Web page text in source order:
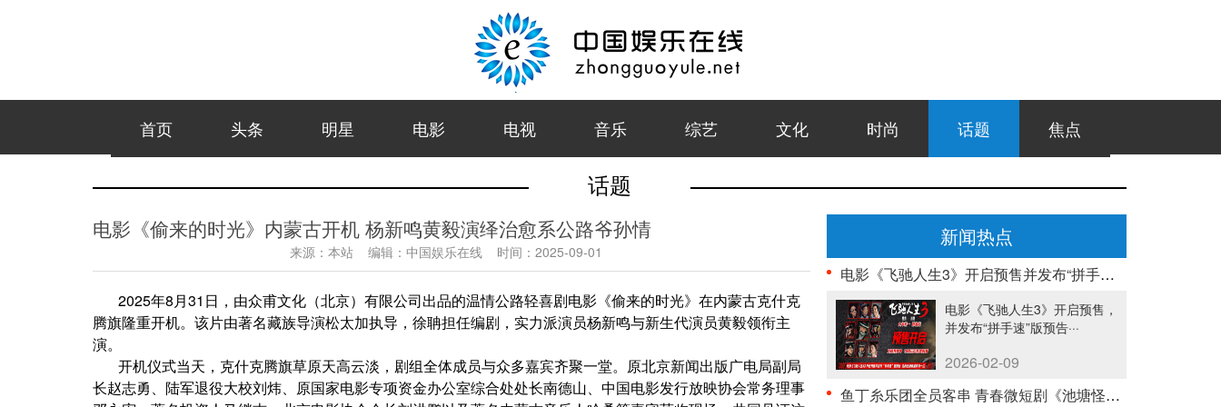
首页 头条 明星 电影 电视 音乐 综艺 文化 时尚 话题 焦点
话题
电影《偷来的时光》内蒙古开机 杨新鸣黄毅演绎治愈系公路爷孙情
来源： 本站 编辑： 中国娱乐在线 时间： 2025-09-01
2025年8月31日，由众甫文化（北京）有限公司出品的温情公路轻喜剧电影《偷来的时光》在内蒙古克什克
腾旗隆重开机。该片由著名藏族导演松太加执导，徐聃担任编剧，实力派演员杨新鸣与新生代演员黄毅领衔主
演。
开机仪式当天，克什克腾旗草原天高云淡，剧组全体成员与众多嘉宾齐聚一堂。原北京新闻出版广电局副局
长赵志勇、陆军退役大校刘炜、原国家电影专项资金办公室综合处处长南德山、中国电影发行放映协会常务理事
新闻热点
电影《飞驰人生3》开启预售并发布“拼手速”版预告 ···
电影《飞驰人生3》开启预售，
并发布“拼手速”版预告···
2026-02-09
鱼丁糸乐团全员客串 青春微短剧《池塘怪谈》今日正式···